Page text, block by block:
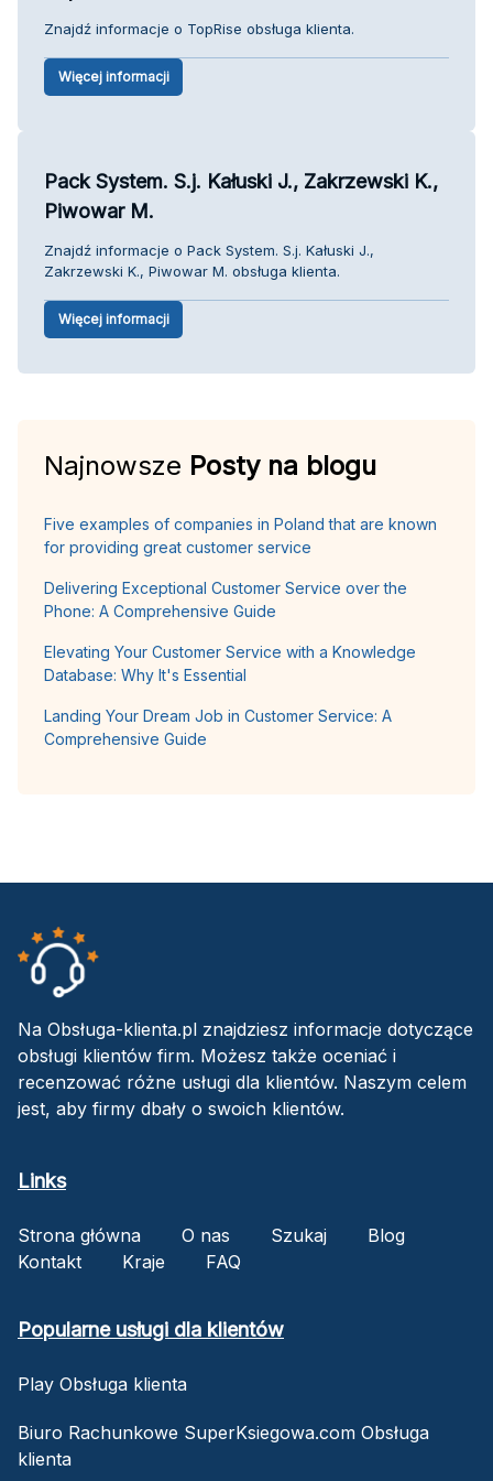
Znajdź informacje o TopRise obsługa klienta.
Więcej informacji
Pack System. S.j. Kałuski J., Zakrzewski K.,
Piwowar M.
Znajdź informacje o Pack System. S.j. Kałuski J.,
Zakrzewski K., Piwowar M. obsługa klienta.
Więcej informacji
Najnowsze Posty na blogu
Five examples of companies in Poland that are known
for providing great customer service
Delivering Exceptional Customer Service over the
Phone: A Comprehensive Guide
Elevating Your Customer Service with a Knowledge
Database: Why It's Essential
Landing Your Dream Job in Customer Service: A
Comprehensive Guide
Na Obsługa-klienta.pl znajdziesz informacje dotyczące
obsługi klientów firm. Możesz także oceniać i
recenzować różne usługi dla klientów. Naszym celem
jest, aby firmy dbały o swoich klientów.
Links
Strona główna O nas Szukaj
Blog
Kontakt
Kraje FAQ
Popularne usługi dla klientów
Play Obsługa klienta
Biuro Rachunkowe SuperKsiegowa.com Obsługa
klienta